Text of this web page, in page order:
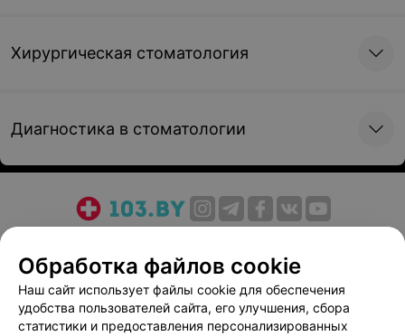
Хирургическая стоматология
Диагностика в стоматологии
Медицинский маркетинг
Публичный договор
Пользовательское соглашение
Способы оплаты
Вакансии
Партнеры
Обработка файлов cookie
Наш сайт использует файлы cookie для обеспечения
удобства пользователей сайта, его улучшения, сбора
статистики и предоставления персонализированных